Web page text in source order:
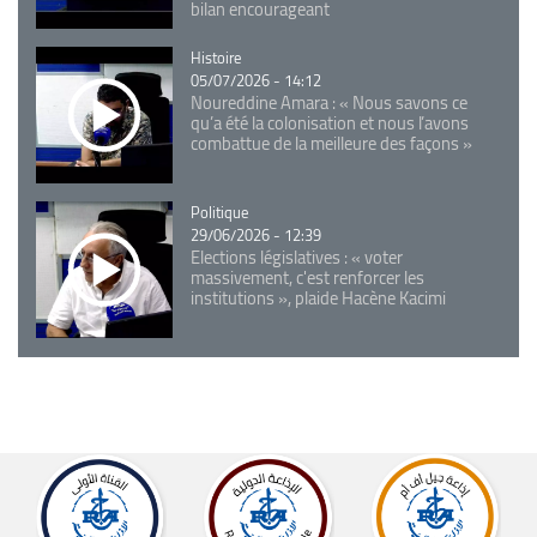
bilan encourageant
Catégorie
Histoire
05/07/2026 - 14:12
Noureddine Amara : « Nous savons ce
qu’a été la colonisation et nous l’avons
combattue de la meilleure des façons »
Catégorie
Politique
29/06/2026 - 12:39
Elections législatives : « voter
massivement, c'est renforcer les
institutions », plaide Hacène Kacimi